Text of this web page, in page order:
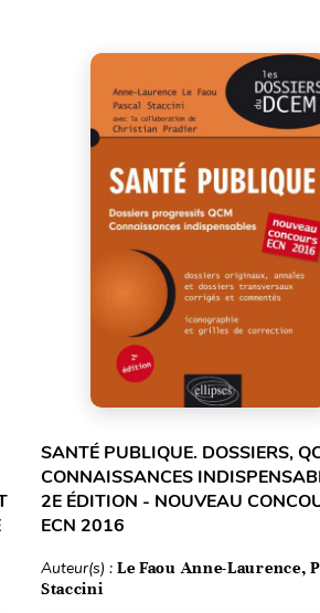
SANTÉ PUBLIQUE. DOSSIERS,
CONNAISSANCES
2E ÉDITION - NOUVEAU
ECN 2016
Auteur(s) : Le Faou Anne-Laurence,
Staccini